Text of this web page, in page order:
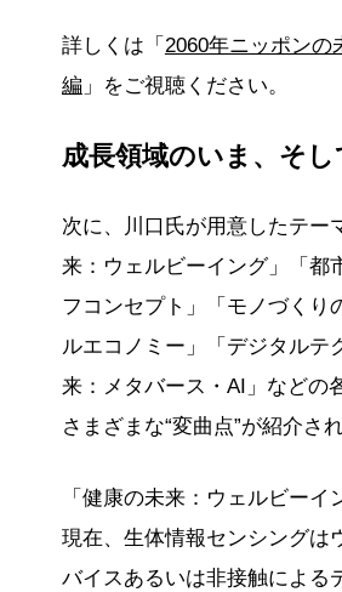
詳しくは「 2060年ニッポンの
編 」をご視聴ください。
成長領域のいま、そし
次に、川口氏が用意したテー
来：ウェルビーイング」「都
フコンセプト」「モノづくり
ルエコノミー」「デジタルテ
来：メタバース・AI」などの
さまざまな“変曲点”が紹介され
「健康の未来：ウェルビーイ
現在、生体情報センシングは
バイスあるいは非接触による